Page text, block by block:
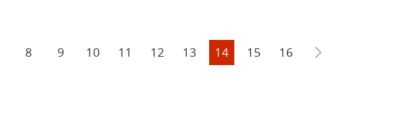
8 9 10 11 12 13 14 15 16